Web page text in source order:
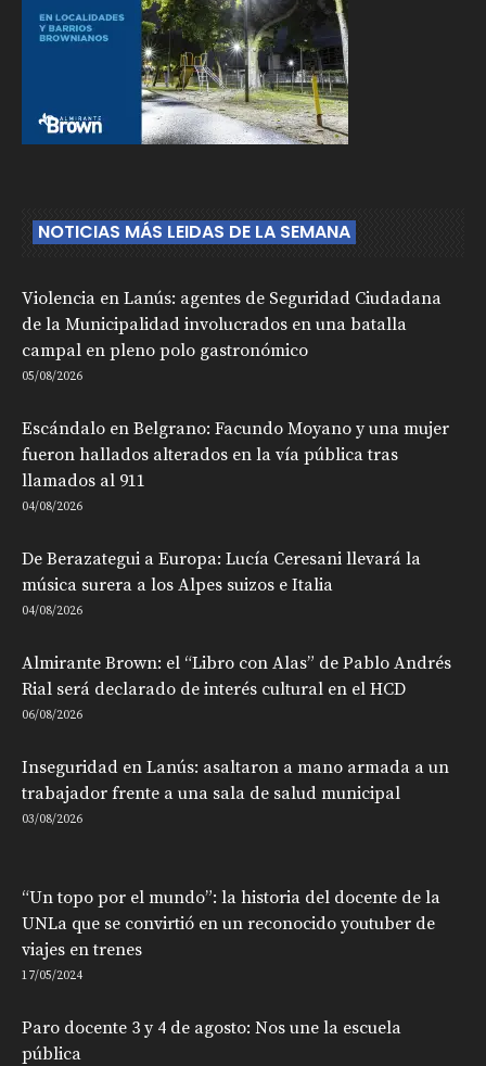
NOTICIAS MÁS LEIDAS DE LA SEMANA
Violencia en Lanús: agentes de Seguridad Ciudadana
de la Municipalidad involucrados en una batalla
campal en pleno polo gastronómico
05/08/2026
Escándalo en Belgrano: Facundo Moyano y una mujer
fueron hallados alterados en la vía pública tras
llamados al 911
04/08/2026
De Berazategui a Europa: Lucía Ceresani llevará la
música surera a los Alpes suizos e Italia
04/08/2026
Almirante Brown: el “Libro con Alas” de Pablo Andrés
Rial será declarado de interés cultural en el HCD
06/08/2026
Inseguridad en Lanús: asaltaron a mano armada a un
trabajador frente a una sala de salud municipal
03/08/2026
“Un topo por el mundo”: la historia del docente de la
UNLa que se convirtió en un reconocido youtuber de
viajes en trenes
17/05/2024
Paro docente 3 y 4 de agosto: Nos une la escuela
pública